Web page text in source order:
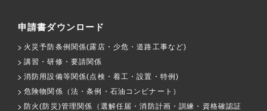
申請書ダウンロード
火災予防条例関係(露店・少危・道路工事など)
講習・研修・要請関係
消防用設備等関係(点検・着工・設置・特例)
危険物関係（法・条例・石油コンビナート）
防火(防災)管理関係（選解任届・消防計画・訓練・資格確認証